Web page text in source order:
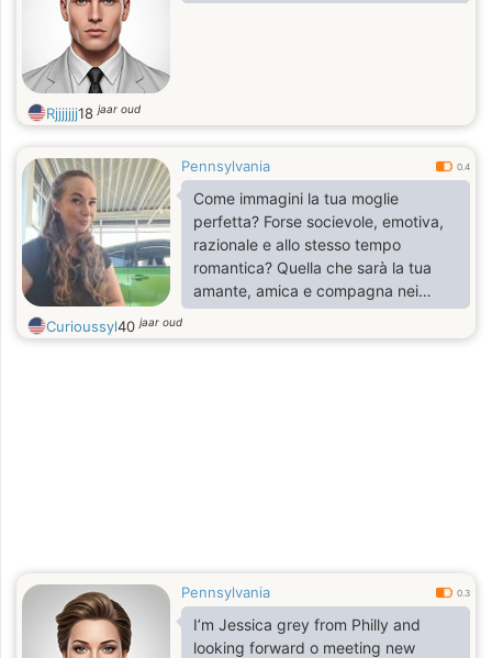
Rjjjjjjj18jaar oud
Pennsylvania 0.4
Come immagini la tua moglie
perfetta? Forse socievole, emotiva,
razionale e allo stesso tempo
romantica? Quella che sarà la tua
amante, amica e compagna nei
momenti belli e brutti? Se tutte le
risposte sono sì, sei sulla strada
Curioussyl40jaar oud
Pennsylvania 0.3
I’m Jessica grey from Philly and
looking forward o meeting new